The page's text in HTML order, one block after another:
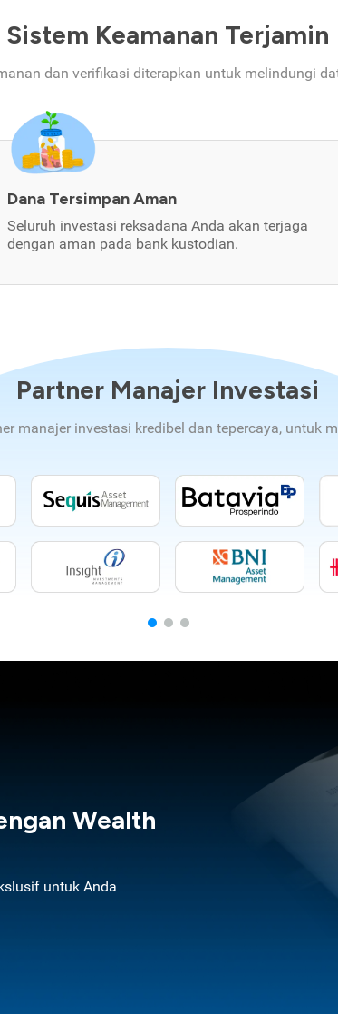
Sistem Keamanan Terjamin
dan verifikasi diterapkan untuk melindungi
Dana Tersimpan Aman
Seluruh investasi reksadana Anda akan terjaga
dengan aman pada bank kustodian.
Partner Manajer Investasi
manajer investasi kredibel dan tepercaya, untuk
Wealth
untuk Anda